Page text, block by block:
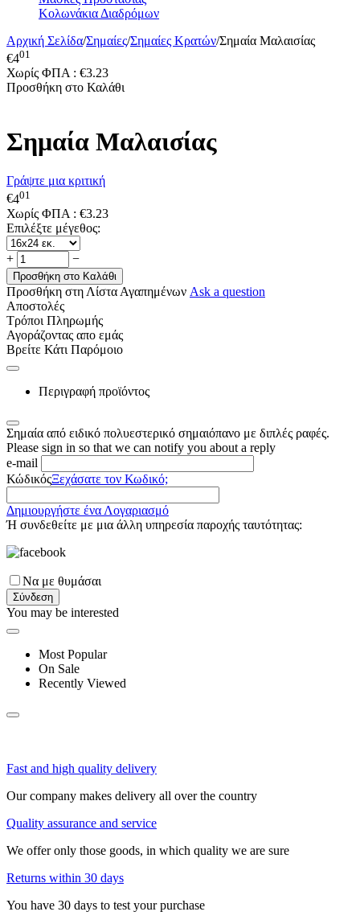
Κολωνάκια Διαδρόμων
Αρχική Σελίδα/Σημαίες/Σημαίες Κρατών/Σημαία Μαλαισίας
€401
Χωρίς ΦΠΑ : €3.23
Προσθήκη στο Καλάθι
Σημαία Μαλαισίας
Γράψτε μια κριτική
€401
Χωρίς ΦΠΑ : €3.23
Επιλέξτε μέγεθος:
+ −
Προσθήκη στο Καλάθι
Προσθήκη στη Λίστα Αγαπημένων Ask a question
Αποστολές
Τρόποι Πληρωμής
Αγοράζοντας απο εμάς
Βρείτε Κάτι Παρόμοιο
Περιγραφή προϊόντος
Σημαία από ειδικό πολυεστερικό σημαιόπανο με διπλές ραφές.
Please sign in so that we can notify you about a reply
e-mail
ΚώδικόςΞεχάσατε τον Κωδικό;
Δημιουργήστε ένα Λογαριασμό
Ή συνδεθείτε με μια άλλη υπηρεσία παροχής ταυτότητας:
Να με θυμάσαι
Σύνδεση
You may be interested
Most Popular
On Sale
Recently Viewed
Fast and high quality delivery
Our company makes delivery all over the country
Quality assurance and service
We offer only those goods, in which quality we are sure
Returns within 30 days
You have 30 days to test your purchase